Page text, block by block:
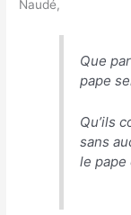
Naudé,
Que
pape
Qu’ils
sans
le pape